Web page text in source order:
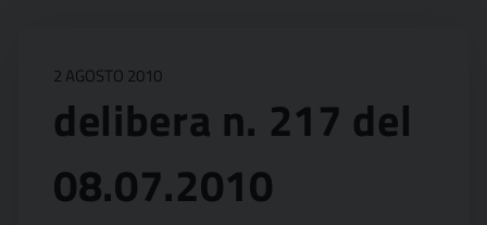
2 AGOSTO 2010
delibera n. 217 del
08.07.2010